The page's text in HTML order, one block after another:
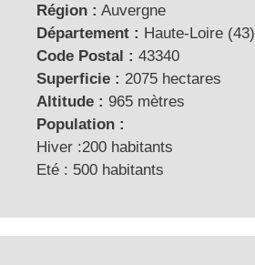
Région : Auvergne
Département : Haute-Loire (43)
Code Postal : 43340
Superficie : 2075 hectares
Altitude : 965 mètres
Population :
Hiver :200 habitants
Eté : 500 habitants